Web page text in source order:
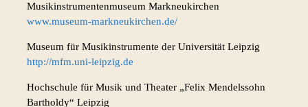
Musikinstrumentenmuseum Markneukirchen
www.museum-markneukirchen.de/
Museum für Musikinstrumente der Universität Leipzig
http://mfm.uni-leipzig.de
Hochschule für Musik und Theater „Felix Mendelssohn
Bartholdy“ Leipzig